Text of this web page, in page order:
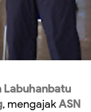
Labuhanbatu
, mengajakASN